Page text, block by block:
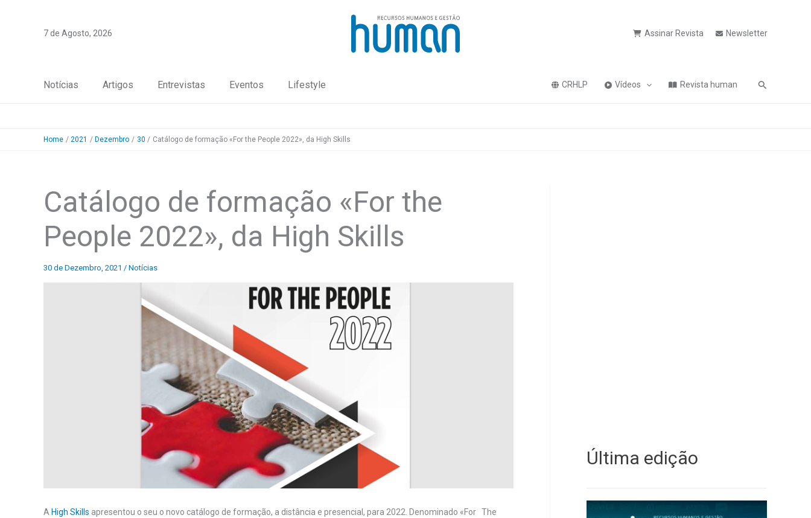
7 de Agosto, 2026 Assinar Revista Newsletter
Notícias Artigos Entrevistas Eventos Lifestyle CRHLP Vídeos Revista human Pesquisa
Home 2021 Dezembro 30 Catálogo de formação «For the People 2022», da High Skills
Catálogo de formação «For the
People 2022», da High Skills
30 de Dezembro, 2021 / Notícias
A High Skills apresentou o seu o novo catálogo de formação, a distância e presencial, para 2022. Denominado «For The
Última edição